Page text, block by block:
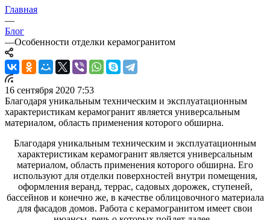
Главная
—
Блог
—Особенности отделки керамогранитом
16 сентября 2020 7:53
Благодаря уникальным техническим и эксплуатационным
характеристикам керамогранит является универсальным
материалом, область применения которого обширна.
Благодаря уникальным техническим и эксплуатационным
характеристикам керамогранит является универсальным
материалом, область применения которого обширна. Его
используют для отделки поверхностей внутри помещения,
оформления веранд, террас, садовых дорожек, ступеней,
бассейнов и конечно же, в качестве облицовочного материала
для фасадов домов. Работа с керамогранитом имеет свои